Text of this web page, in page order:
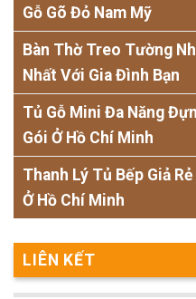
Gỗ Gõ Đỏ Nam Mỹ
Bàn Thờ Treo Tường
Nhất Với Gia Đình Bạn
Tủ Gỗ Mini Đa Năng
Gói Ở Hồ Chí Minh
Thanh Lý Tủ Bếp Giả
Ở Hồ Chí Minh
LIÊN KẾT